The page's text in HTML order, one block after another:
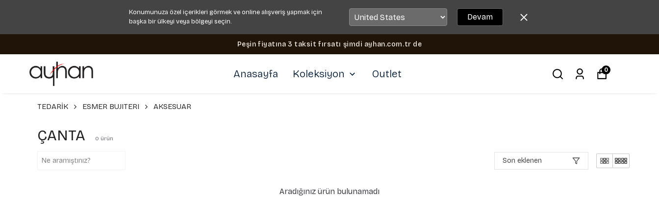
Konumunuza özel içerikleri görmek ve online alışveriş yapmak için
başka bir ülkeyi veya bölgeyi seçin.
Devam
Peşin fiyatına 3 taksit fırsatı şimdi ayhan.com.tr de
Anasayfa Koleksiyon Outlet 0
TEDARİK ESMER BUJITERI AKSESUAR
ÇANTA 0 ürün
Son eklenen
Aradığınız ürün bulunamadı